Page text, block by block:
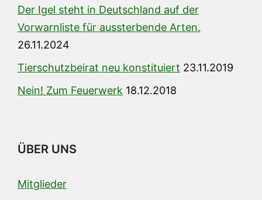
Der Igel steht in Deutschland auf der
Vorwarnliste für aussterbende Arten.
26.11.2024
Tierschutzbeirat neu konstituiert 23.11.2019
Nein! Zum Feuerwerk 18.12.2018
ÜBER UNS
Mitglieder